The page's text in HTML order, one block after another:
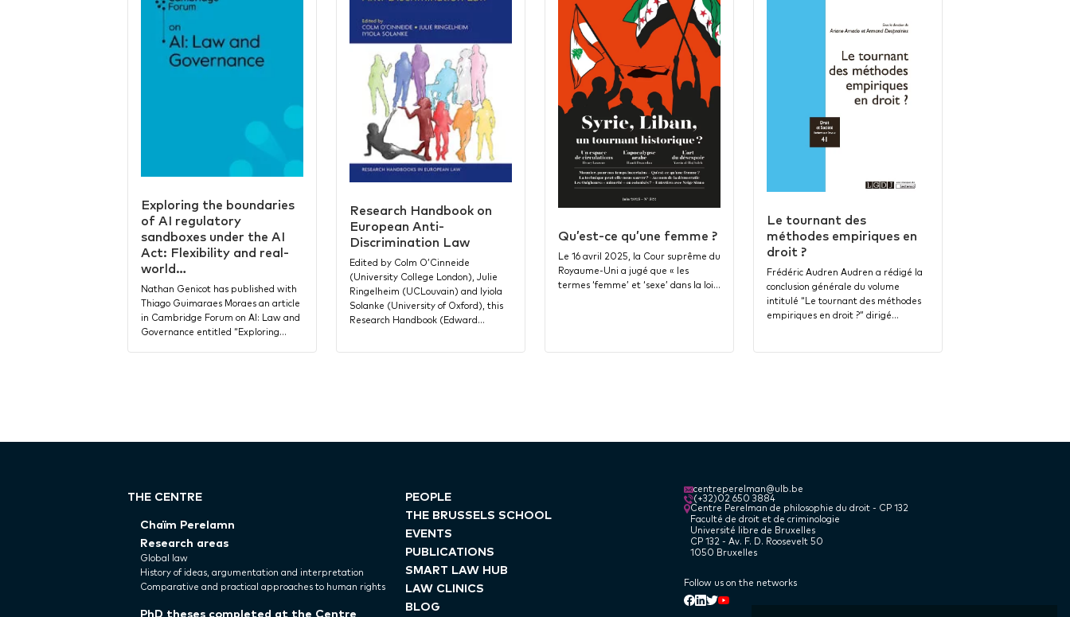
Exploring the boundaries
of AI regulatory
sandboxes under the AI
Act: Flexibility and real-
world…
Nathan Genicot has published with
Thiago Guimaraes Moraes an article
in Cambridge Forum on AI: Law and
Governance entitled “Exploring…
Research Handbook on
European Anti-
Discrimination Law
Edited by Colm O’Cinneide
(University College London), Julie
Ringelheim (UCLouvain) and Iyiola
Solanke (University of Oxford), this
Research Handbook (Edward…
Qu’est-ce qu’une femme ?
Le 16 avril 2025, la Cour suprême du
Royaume-Uni a jugé que « les
termes ‘femme’ et ‘sexe’ dans la loi…
Le tournant des
méthodes empiriques en
droit ?
Frédéric Audren Audren a rédigé la
conclusion générale du volume
intitulé “Le tournant des méthodes
empiriques en droit ?” dirigé…
THE CENTRE
Chaïm Perelamn
Research areas
Global law
History of ideas, argumentation and interpretation
Comparative and practical approaches to human rights
PhD theses completed at the Centre
PEOPLE
THE BRUSSELS SCHOOL
EVENTS
PUBLICATIONS
SMART LAW HUB
LAW CLINICS
BLOG
centreperelman@ulb.be
(+32)02 650 3884
Centre Perelman de philosophie du droit - CP 132
Faculté de droit et de criminologie
Université libre de Bruxelles
CP 132 - Av. F. D. Roosevelt 50
1050 Bruxelles
Follow us on the networks
Facebook
Linkedin
Twitter
Youtube